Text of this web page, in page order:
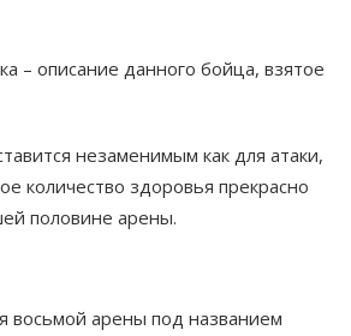
– описание данного бойца, взятое
незаменимым как для атаки,
количество здоровья прекрасно
половине арены.
восьмой арены под названием